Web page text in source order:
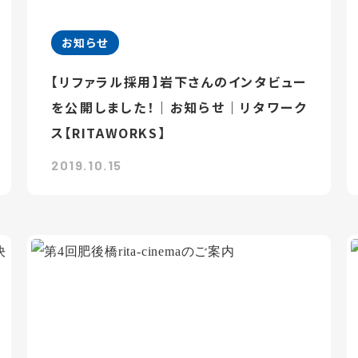
お知らせ
【リファラル採用】岩下さんのインタビュー
を公開しました！｜お知らせ｜リタワーク
ス【RITAWORKS】
2019.10.15